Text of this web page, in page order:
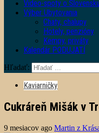
Video-spoty o Slovensku
Výber Ubytovania
Chaty, chalupy
Hotely, penzióny
Kempy, priváty
Kalendár PODUJATÍ
Hľadať:
Kaviarničky
Cukráreň Mišák v
9 mesiacov ago Martin z